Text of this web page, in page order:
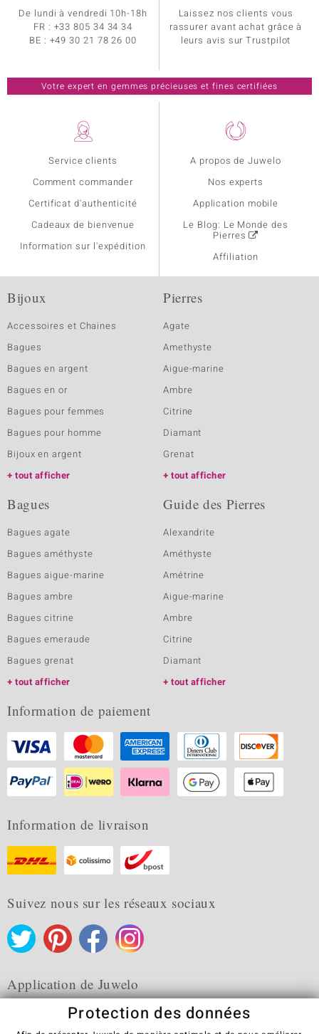
Service clients
Comment commander
Certificat d'authenticité
Cadeaux de bienvenue
Information sur l'expédition
A propos de Juwelo
Nos experts
Application mobile
Le Blog: Le Monde des
Pierres
Affiliation
De lundi à vendredi 10h-18h
FR : +33 805 34 34 34
BE : +49 30 21 78 26 00
Laissez nos clients vous
rassurer avant achat grâce à
leurs avis sur Trustpilot
Votre expert en gemmes précieuses et fines certifiées
Bijoux
Accessoires et Chaines
Bagues
Bagues en argent
Bagues en or
Bagues pour femmes
Bagues pour homme
Bijoux en argent
tout afficher
Pierres
Agate
Amethyste
Aigue-marine
Ambre
Citrine
Diamant
Grenat
tout afficher
Bagues
Bagues agate
Bagues améthyste
Bagues aigue-marine
Bagues ambre
Bagues citrine
Bagues emeraude
Bagues grenat
tout afficher
Guide des Pierres
Alexandrite
Améthyste
Amétrine
Aigue-marine
Ambre
Citrine
Diamant
tout afficher
Information de paiement
Information de livraison
Suivez nous sur les réseaux sociaux
Application de Juwelo
Protection des données